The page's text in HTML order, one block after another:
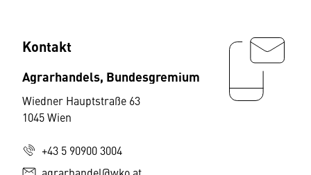
Kontakt
Agrarhandels, Bundesgremium
Wiedner Hauptstraße 63
1045 Wien
+43 5 90900 3004